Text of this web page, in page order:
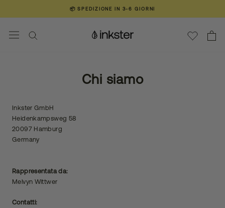
📦 SPEDIZIONE IN 3-6 GIORNI
Chi siamo
Inkster GmbH
Heidenkampsweg 58
20097 Hamburg
Germany
Rappresentata da:
Melvyn Wittwer
Contatti: